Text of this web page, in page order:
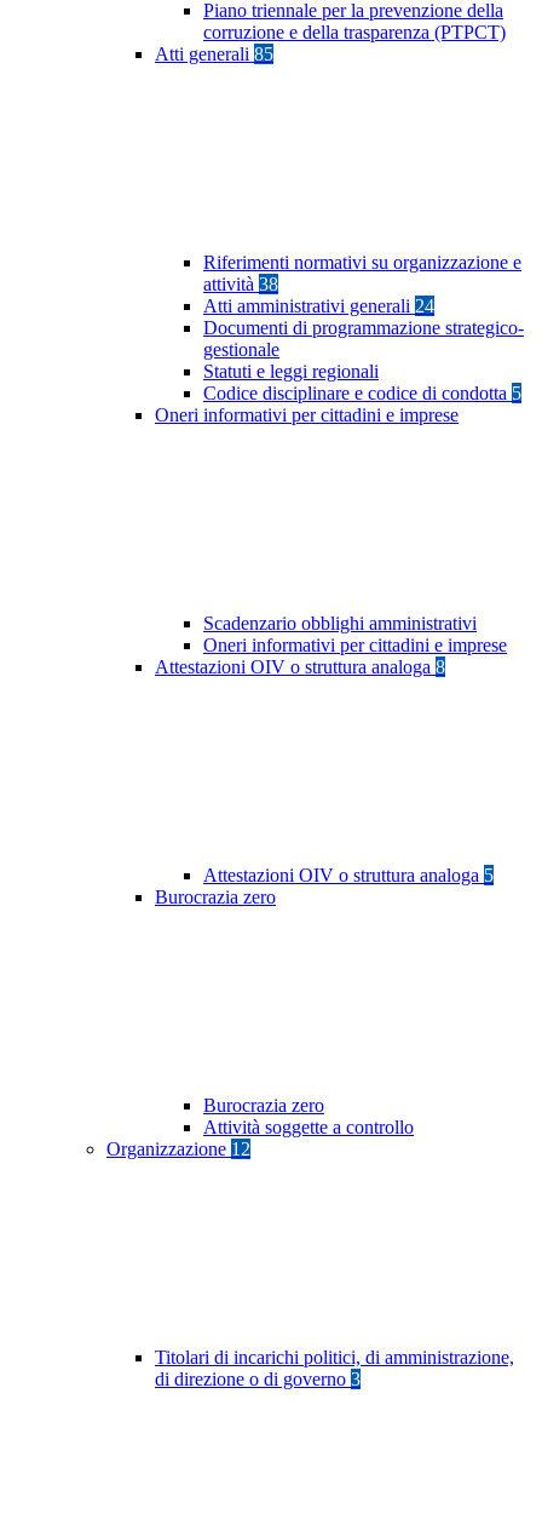
Piano triennale per la prevenzione della
corruzione e della trasparenza (PTPCT)
Atti generali 85
Riferimenti normativi su organizzazione e
attività 38
Atti amministrativi generali 24
Documenti di programmazione strategico-
gestionale
Statuti e leggi regionali
Codice disciplinare e codice di condotta 5
Oneri informativi per cittadini e imprese
Scadenzario obblighi amministrativi
Oneri informativi per cittadini e imprese
Attestazioni OIV o struttura analoga 8
Attestazioni OIV o struttura analoga 5
Burocrazia zero
Burocrazia zero
Attività soggette a controllo
Organizzazione 12
Titolari di incarichi politici, di amministrazione,
di direzione o di governo 3